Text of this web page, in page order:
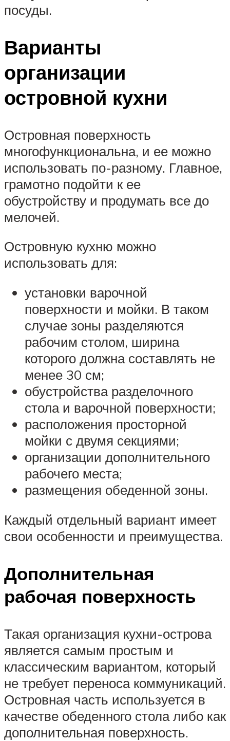
посуды.
Варианты
организации
островной кухни
Островная поверхность
многофункциональна, и ее можно
использовать по-разному. Главное,
грамотно подойти к ее
обустройству и продумать все до
мелочей.
Островную кухню можно
использовать для:
установки варочной
поверхности и мойки. В таком
случае зоны разделяются
рабочим столом, ширина
которого должна составлять не
менее 30 см;
обустройства разделочного
стола и варочной поверхности;
расположения просторной
мойки с двумя секциями;
организации дополнительного
рабочего места;
размещения обеденной зоны.
Каждый отдельный вариант имеет
свои особенности и преимущества.
Дополнительная
рабочая поверхность
Такая организация кухни-острова
является самым простым и
классическим вариантом, который
не требует переноса коммуникаций.
Островная часть используется в
качестве обеденного стола либо как
дополнительная поверхность.